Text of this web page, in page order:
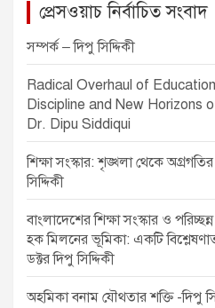
প্রেসওয়াচ নির্বাচিত সংবাদ
সম্পর্ক – দিপু সিদ্দিকী
Radical Overhaul of
Discipline and New Horizons
Dr. Dipu Siddiqui
শিক্ষা সংস্কার: শৃঙ্খলা থেকে
সিদ্দিকী
বাংলাদেশের শিক্ষা সংস্কার ও
হক মিলনের ভূমিকা: একটি
ডক্টর দিপু সিদ্দিকী
অহমিকা বনাম যৌথতার শক্তি -দিপু